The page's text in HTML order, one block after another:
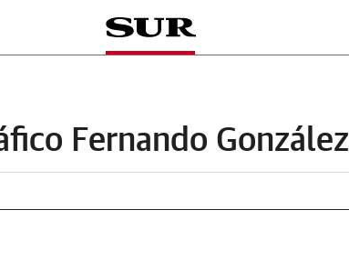
Fernando González